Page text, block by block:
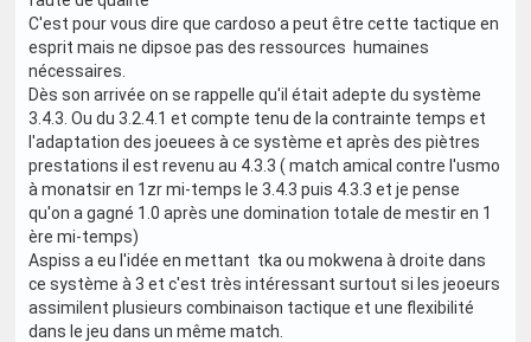
C'est pour vous dire que cardoso a peut être cette tactique en
esprit mais ne dipsoe pas des ressources humaines
nécessaires.
Dès son arrivée on se rappelle qu'il était adepte du système
3.4.3. Ou du 3.2.4.1 et compte tenu de la contrainte temps et
l'adaptation des joeuees à ce système et après des piètres
prestations il est revenu au 4.3.3 ( match amical contre l'usmo
à monatsir en 1zr mi-temps le 3.4.3 puis 4.3.3 et je pense
qu'on a gagné 1.0 après une domination totale de mestir en 1
ère mi-temps)
Aspiss a eu l'idée en mettant tka ou mokwena à droite dans
ce système à 3 et c'est très intéressant surtout si les jeoeurs
assimilent plusieurs combinaison tactique et une flexibilité
dans le jeu dans un même match.